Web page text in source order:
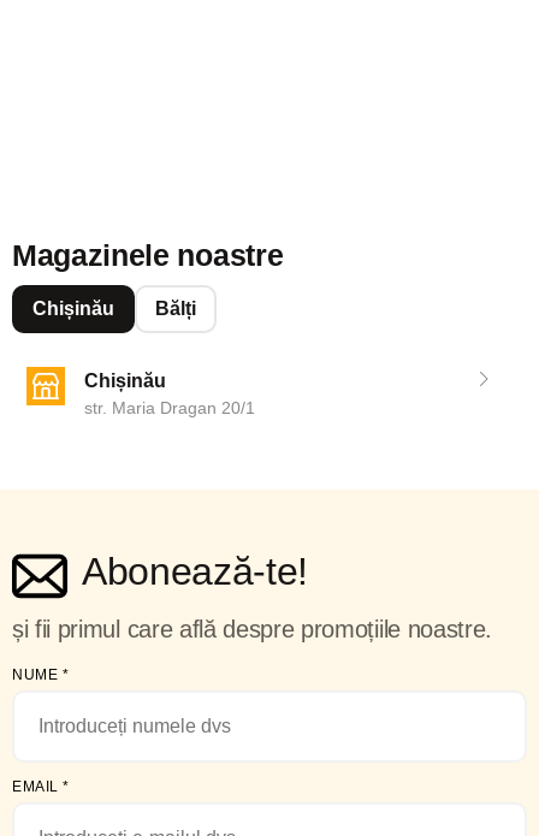
Magazinele noastre
Chișinău Bălți
Chișinău
str. Maria Dragan 20/1
Abonează-te!
și fii primul care află despre promoțiile noastre.
NUME *
EMAIL *